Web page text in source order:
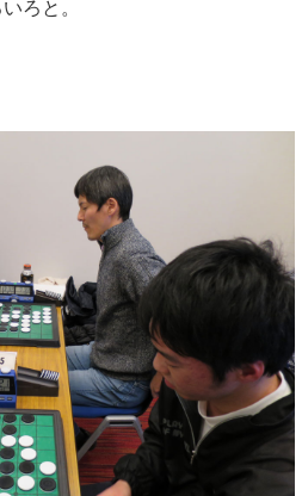
ろと。